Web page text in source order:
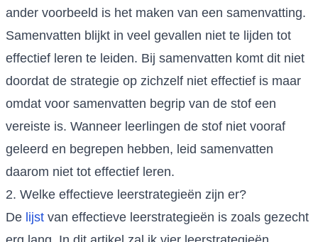
ander voorbeeld is het maken van een samenvatting.
Samenvatten blijkt in veel gevallen niet te lijden tot
effectief leren te leiden. Bij samenvatten komt dit niet
doordat de strategie op zichzelf niet effectief is maar
omdat voor samenvatten begrip van de stof een
vereiste is. Wanneer leerlingen de stof niet vooraf
geleerd en begrepen hebben, leid samenvatten
daarom niet tot effectief leren.
2. Welke effectieve leerstrategieën zijn er?
De lijst van effectieve leerstrategieën is zoals gezecht